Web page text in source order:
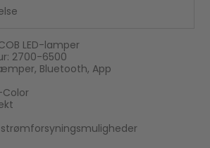
LED-lamper
2700-6500
Bluetooth, App
Color
strømforsyningsmuligheder